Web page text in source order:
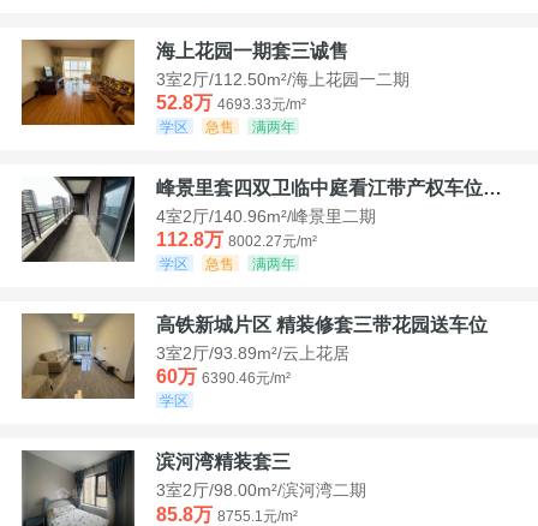
海上花园一期套三诚售
3室2厅/112.50m²/海上花园一二期
52.8万 4693.33元/m²
学区
急售 满两年
峰景里套四双卫临中庭看江带产权车位诚售
4室2厅/140.96m²/峰景里二期
112.8万 8002.27元/m²
学区
急售 满两年
高铁新城片区 精装修套三带花园送车位
3室2厅/93.89m²/云上花居
60万 6390.46元/m²
学区
滨河湾精装套三
3室2厅/98.00m²/滨河湾二期
85.8万 8755.1元/m²